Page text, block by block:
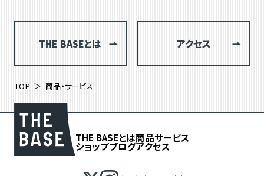
THE BASEとは アクセス
TOP 商品・サービス
THE BASEとは商品サービス
ショップブログアクセス